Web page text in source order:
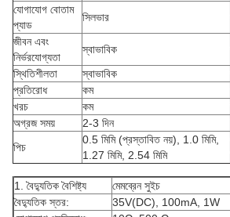
যোগাযোগ বোতাম
প্যাড
সিলভার
জীবন এবং
নির্ভরযোগ্যতা
স্বাভাবিক
স্থিতিশীলতা
স্বাভাবিক
প্রতিরোধ
কম
খরচ
কম
অগ্রজ সময়
2-3 দিন
পিচ
0.5 মিমি (প্রস্তাবিত নয়), 1.0 মিমি,
1.27 মিমি, 2.54 মিমি
1. বৈদ্যুতিক বৈশিষ্ট্য
মেমব্রেন সুইচ
বৈদ্যুতিক স্তর:
35V(DC), 100mA, 1W